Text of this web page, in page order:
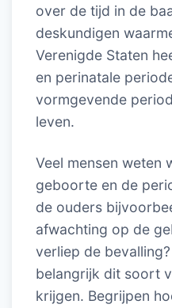
over de tijd in de
deskundigen
Verenigde Staten
en perinatale
vormgevende
leven.
Veel mensen weten
geboorte en de
de ouders
afwachting op de
verliep de
belangrijk dit soort
krijgen. Begrijpen